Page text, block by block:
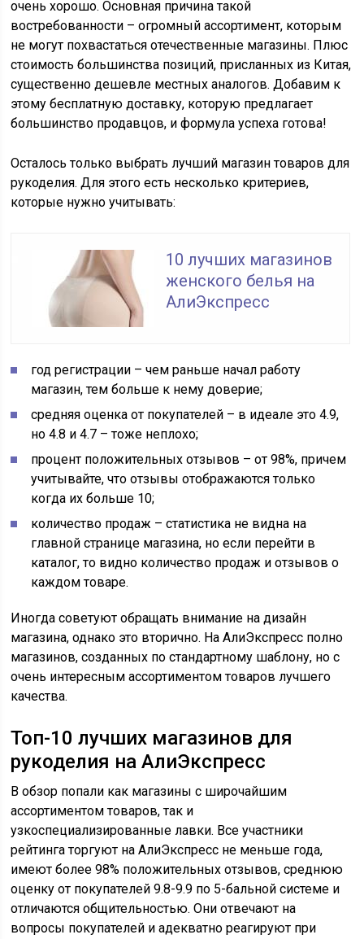
очень хорошо. Основная причина такой
востребованности – огромный ассортимент, которым
не могут похвастаться отечественные магазины. Плюс
стоимость большинства позиций, присланных из Китая,
существенно дешевле местных аналогов. Добавим к
этому бесплатную доставку, которую предлагает
большинство продавцов, и формула успеха готова!
Осталось только выбрать лучший магазин товаров для
рукоделия. Для этого есть несколько критериев,
которые нужно учитывать:
10 лучших магазинов
женского белья на
АлиЭкспресс
год регистрации – чем раньше начал работу
магазин, тем больше к нему доверие;
средняя оценка от покупателей – в идеале это 4.9,
но 4.8 и 4.7 – тоже неплохо;
процент положительных отзывов – от 98%, причем
учитывайте, что отзывы отображаются только
когда их больше 10;
количество продаж – статистика не видна на
главной странице магазина, но если перейти в
каталог, то видно количество продаж и отзывов о
каждом товаре.
Иногда советуют обращать внимание на дизайн
магазина, однако это вторично. На АлиЭкспресс полно
магазинов, созданных по стандартному шаблону, но с
очень интересным ассортиментом товаров лучшего
качества.
Топ-10 лучших магазинов для
рукоделия на АлиЭкспресс
В обзор попали как магазины с широчайшим
ассортиментом товаров, так и
узкоспециализированные лавки. Все участники
рейтинга торгуют на АлиЭкспресс не меньше года,
имеют более 98% положительных отзывов, среднюю
оценку от покупателей 9.8-9.9 по 5-бальной системе и
отличаются общительностью. Они отвечают на
вопросы покупателей и адекватно реагируют при